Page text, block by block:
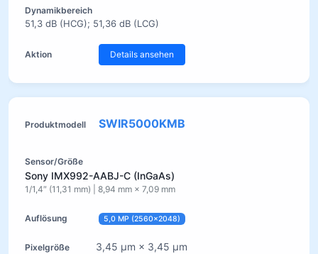
51,3 dB (HCG); 51,36 dB (LCG)
Details ansehen
SWIR5000KMB
Sony IMX992-AABJ-C (InGaAs)
1/1,4″ (11,31 mm) | 8,94 mm × 7,09 mm
5,0 MP (2560×2048)
3,45 µm × 3,45 µm